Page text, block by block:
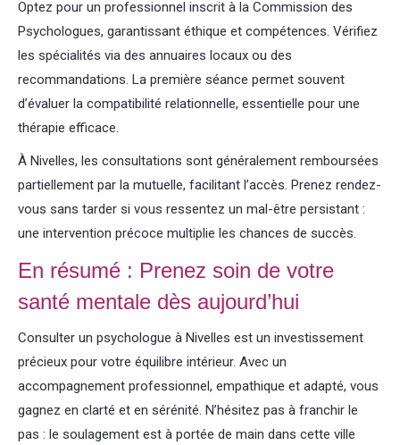
Optez pour un professionnel inscrit à la Commission des
Psychologues, garantissant éthique et compétences. Vérifiez
les spécialités via des annuaires locaux ou des
recommandations. La première séance permet souvent
d’évaluer la compatibilité relationnelle, essentielle pour une
thérapie efficace.
À Nivelles, les consultations sont généralement remboursées
partiellement par la mutuelle, facilitant l’accès. Prenez rendez-
vous sans tarder si vous ressentez un mal-être persistant :
une intervention précoce multiplie les chances de succès.
En résumé : Prenez soin de votre
santé mentale dès aujourd’hui
Consulter un psychologue à Nivelles est un investissement
précieux pour votre équilibre intérieur. Avec un
accompagnement professionnel, empathique et adapté, vous
gagnez en clarté et en sérénité. N’hésitez pas à franchir le
pas : le soulagement est à portée de main dans cette ville